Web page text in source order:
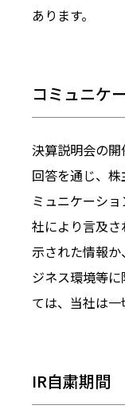
あります。
コミュニケ
決算説明会の
回答を通じ、
ミュニケーシ
社により言及
示された情報
ジネス環境等
ては、当社は一
IR自粛期間